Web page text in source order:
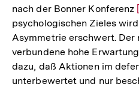
nach der Bonner Konferenz
psychologischen Zieles
Asymmetrie erschwert.
verbundene hohe
dazu, daß Aktionen im
unterbewertet und nur